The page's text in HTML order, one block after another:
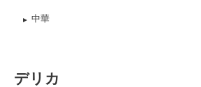
中華
デリカ